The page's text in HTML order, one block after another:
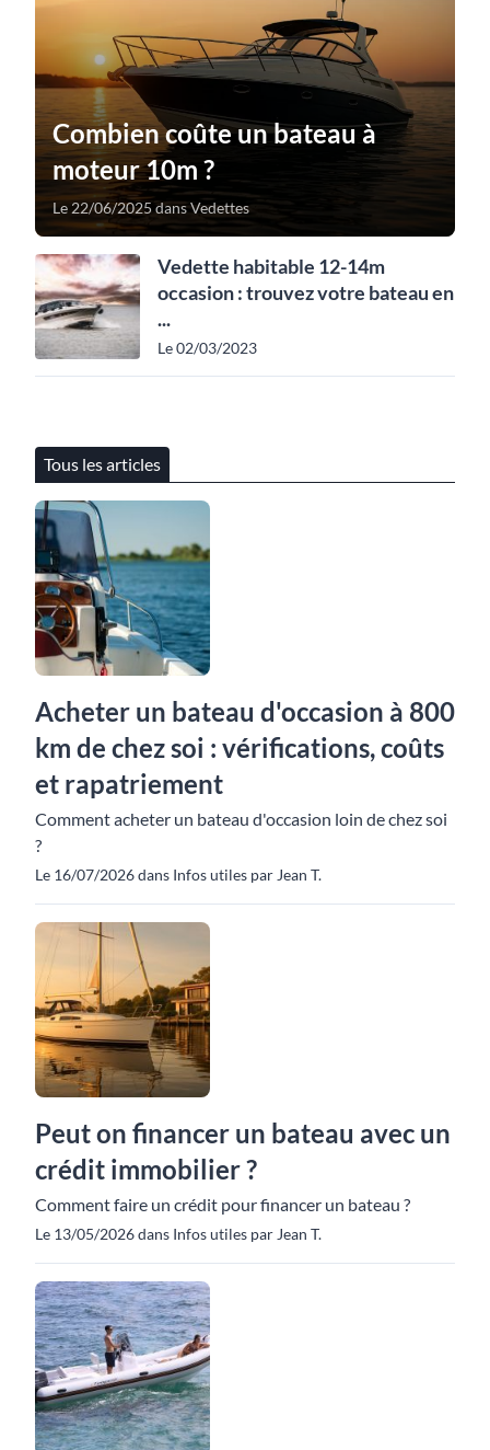
Combien coûte un bateau à
moteur 10m ?
Le 22/06/2025 dans Vedettes
Vedette habitable 12-14m
occasion : trouvez votre bateau en
...
Le 02/03/2023
Tous les articles
Acheter un bateau d'occasion à 800
km de chez soi : vérifications, coûts
et rapatriement
Comment acheter un bateau d'occasion loin de chez soi
?
Le 16/07/2026 dans Infos utiles par Jean T.
Peut on financer un bateau avec un
crédit immobilier ?
Comment faire un crédit pour financer un bateau ?
Le 13/05/2026 dans Infos utiles par Jean T.